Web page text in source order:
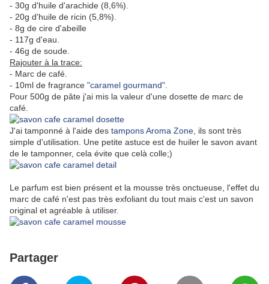
- 30g d'huile d'arachide (8,6%).
- 20g d'huile de ricin (5,8%).
- 8g de cire d'abeille
- 117g d'eau.
- 46g de soude.
Rajouter à la trace:
- Marc de café.
- 10ml de fragrance "caramel gourmand".
Pour 500g de pâte j'ai mis la valeur d'une dosette de marc de
café.
J'ai tamponné à l'aide des tampons Aroma Zone , ils sont très
simple d'utilisation. Une petite astuce est de huiler le savon avant
de le tamponner, cela évite que celà colle;)
Le parfum est bien présent et la mousse très onctueuse, l'effet du
marc de café n'est pas très exfoliant du tout mais c'est un savon
original et agréable à utiliser.
Partager